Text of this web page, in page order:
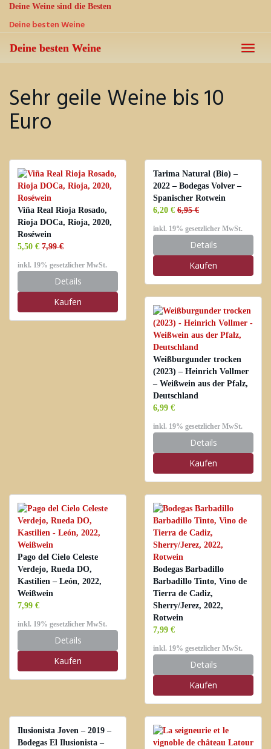
Skip
main
content
Deine Weine sind die Besten
Deine besten Weine
Toggle
Deine besten Weine
Sehr geile Weine bis 10
Euro
Viña Real Rioja Rosado,
Rioja DOCa, Rioja, 2020,
Roséwein
5,50 € 7,99 €
inkl. 19% gesetzlicher MwSt.
Details
Kaufen
Tarima Natural (Bio) –
2022 – Bodegas Volver –
Spanischer Rotwein
6,20 € 6,95 €
inkl. 19% gesetzlicher MwSt.
Details
Kaufen
Weißburgunder trocken
(2023) – Heinrich Vollmer
– Weißwein aus der Pfalz,
Deutschland
6,99 €
inkl. 19% gesetzlicher MwSt.
Details
Kaufen
Pago del Cielo Celeste
Verdejo, Rueda DO,
Kastilien – León, 2022,
Weißwein
7,99 €
inkl. 19% gesetzlicher MwSt.
Details
Kaufen
Bodegas Barbadillo
Barbadillo Tinto, Vino de
Tierra de Cadiz,
Sherry/Jerez, 2022,
Rotwein
7,99 €
inkl. 19% gesetzlicher MwSt.
Details
Kaufen
Ilusionista Joven – 2019 –
Bodegas El Ilusionista –